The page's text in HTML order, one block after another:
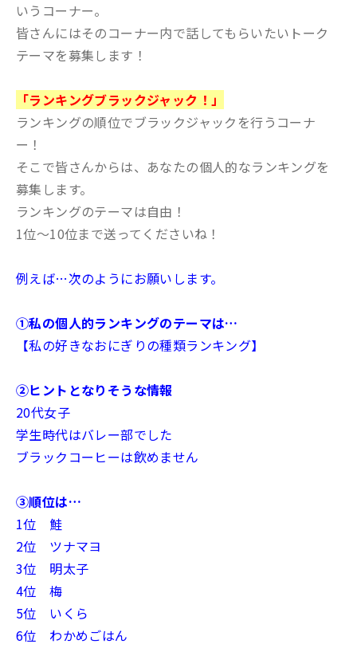
いうコーナー。
皆さんにはそのコーナー内で話してもらいたいトーク
テーマを募集します！
「ランキングブラックジャック！」
ランキングの順位でブラックジャックを行うコーナ
ー！
そこで皆さんからは、あなたの個人的なランキングを
募集します。
ランキングのテーマは自由！
1位～10位まで送ってくださいね！
例えば…次のようにお願いします。
①私の個人的ランキングのテーマは…
【私の好きなおにぎりの種類ランキング】
②ヒントとなりそうな情報
20代女子
学生時代はバレー部でした
ブラックコーヒーは飲めません
③順位は…
1位 鮭
2位 ツナマヨ
3位 明太子
4位 梅
5位 いくら
6位 わかめごはん